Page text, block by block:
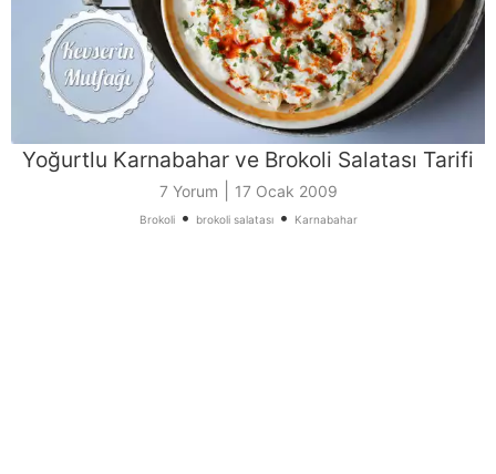
Yoğurtlu Karnabahar ve Brokoli Salatası Tarifi
7 Yorum 17 Ocak 2009
Brokoli• brokoli salatası• Karnabahar